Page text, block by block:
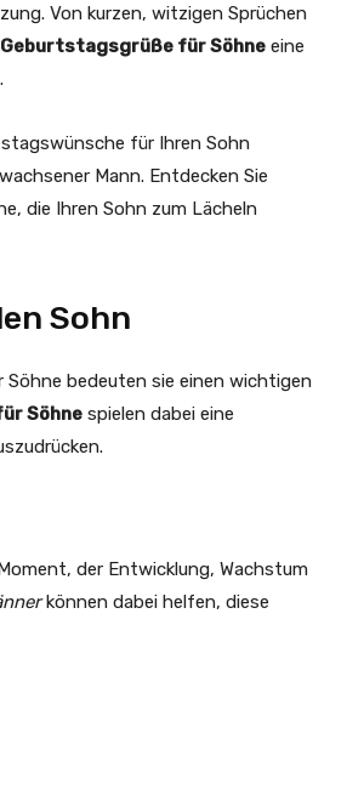
Von kurzen, witzigen Sprüchen
Geburtstagsgrüße für Söhne eine
für Ihren Sohn
Mann. Entdecken Sie
die Ihren Sohn zum Lächeln
Sohn
Söhne bedeuten sie einen wichtigen
Söhne spielen dabei eine
der Entwicklung, Wachstum
können dabei helfen, diese